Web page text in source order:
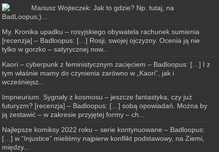
Mariusz Wojteczek: Jak to gdzie? Np. tutaj, na
BadLoopus;)...
My. Kronika upadku – rosyjskiego obywatela rachunek sumienia
[recenzja] – Badloopus: […] Rosji, swojej ojczyzny. Ocenia ją nie
tylko w gorzko – satyrycznej now...
Kaori – cyberpunk z feministycznym zacięciem – Badloopus: […] I z
tym właśnie mamy do czynienia zarówno w „Kaori”, jak i
wcześniejsz...
Impneurium. Sygnały z kosmosu – jeszcze fantastyka, czy już
futuryzm? [recenzja] – Badloopus: […] sobą opowiadań. Można by
ją zestawić – w zakresie przyjętej formy – ch...
Najlepsze komiksy 2022 roku – serie kontynuowane – Badloopus:
[…] w “Injustice” mieliśmy najpierw konflikt podstawowy, na Ziemi,
między...